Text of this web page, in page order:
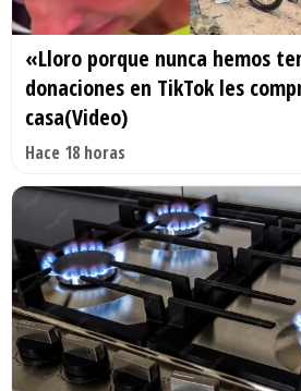
«Lloro porque nunca hemos
donaciones en TikTok les
casa(Video)
Hace 18 horas